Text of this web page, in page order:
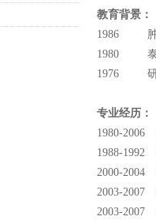
教育背景：
1986 肿瘤
1980 泰国
1976 研究
专业经历：
1980-2006
1988-1992
2000-2004
2003-2007
2003-2007